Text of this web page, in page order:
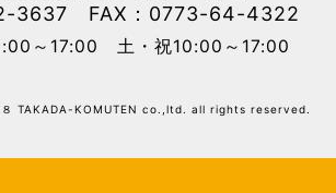
3637 FAX：0773-64-4322
～17:00 土・祝10:00～17:00
８ TAKADA-KOMUTEN co.,ltd. all rights reserved.